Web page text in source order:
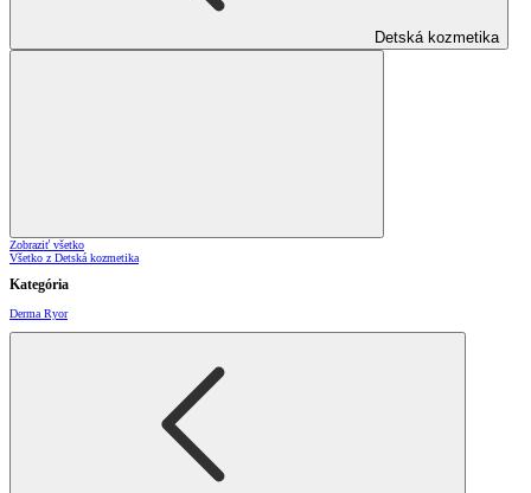
Detská kozmetika
Zobraziť všetko
Všetko z Detská kozmetika
Kategória
Derma Ryor